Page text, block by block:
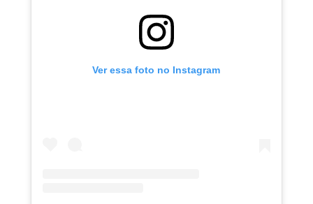
Ver essa foto no Instagram